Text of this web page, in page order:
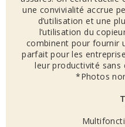
une convivialité accrue
d’utilisation et une
l’utilisation du
combinent pour fournir
parfait pour les
leur productivité
*Photos